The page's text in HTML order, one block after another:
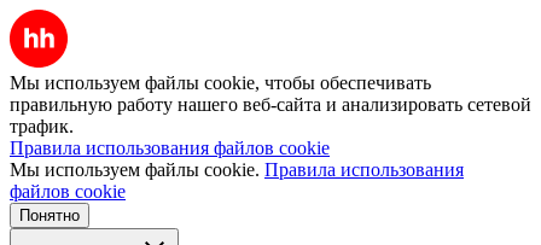
Мы используем файлы cookie, чтобы обеспечивать
правильную работу нашего веб-сайта и анализировать сетевой
трафик.
Правила использования файлов cookie
Мы используем файлы cookie. Правила использования
файлов cookie
Понятно